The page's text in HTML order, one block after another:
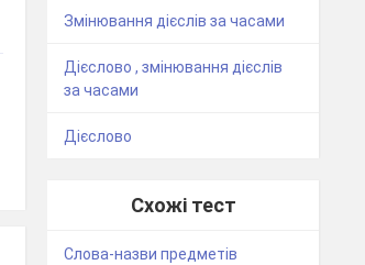
Змінювання дієслів за часами
Дієслово , змінювання дієслів
за часами
Дієслово
Схожі тест
Слова-назви предметів